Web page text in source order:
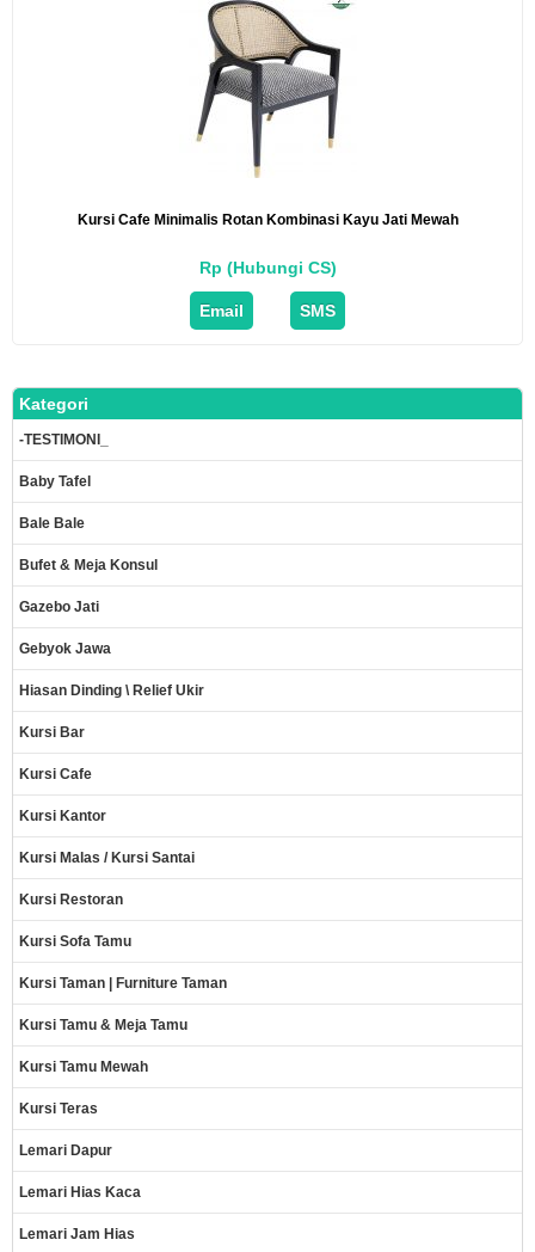
Kursi Cafe Minimalis Rotan Kombinasi Kayu Jati Mewah
Rp (Hubungi CS)
Email SMS
Kategori
-TESTIMONI_
Baby Tafel
Bale Bale
Bufet & Meja Konsul
Gazebo Jati
Gebyok Jawa
Hiasan Dinding \ Relief Ukir
Kursi Bar
Kursi Cafe
Kursi Kantor
Kursi Malas / Kursi Santai
Kursi Restoran
Kursi Sofa Tamu
Kursi Taman | Furniture Taman
Kursi Tamu & Meja Tamu
Kursi Tamu Mewah
Kursi Teras
Lemari Dapur
Lemari Hias Kaca
Lemari Jam Hias